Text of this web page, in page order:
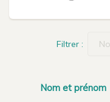
Filtrer :
Nom et prénom